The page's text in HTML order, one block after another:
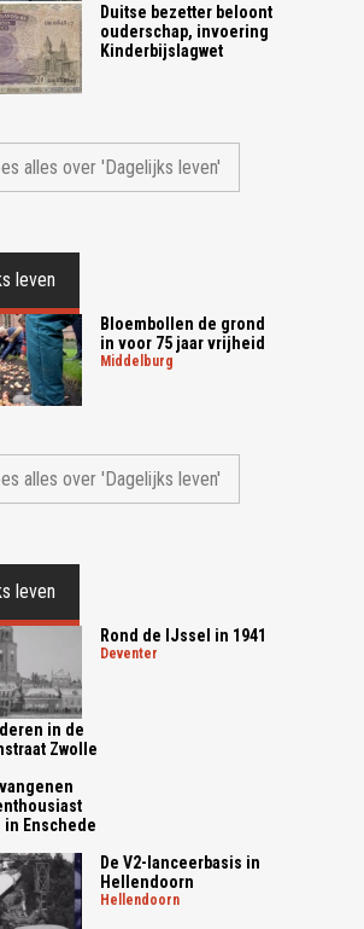
Duitse bezetter beloont
ouderschap, invoering
Kinderbijslagwet
alles over 'Dagelijks leven'
leven
Bloembollen de grond
in voor 75 jaar vrijheid
middelburg
alles over 'Dagelijks leven'
leven
Rond de IJssel in 1941
deventer
in de
Zwolle
in Enschede
De V2-lanceerbasis in
Hellendoorn
hellendoorn